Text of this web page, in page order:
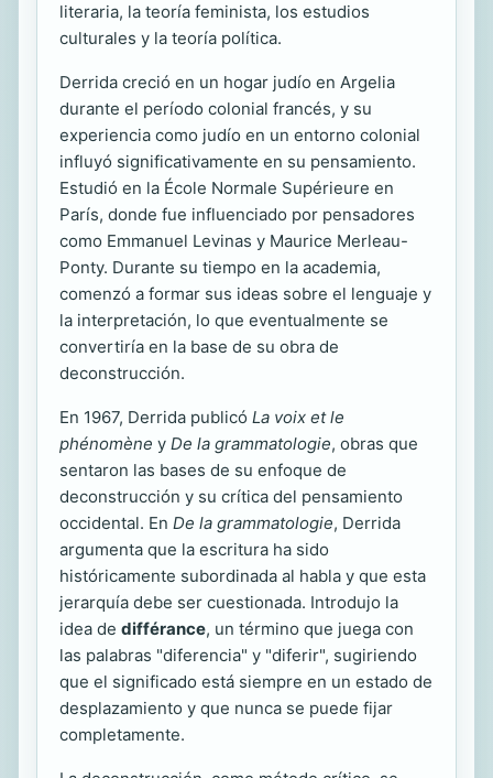
literaria, la teoría feminista, los estudios
culturales y la teoría política.
Derrida creció en un hogar judío en Argelia
durante el período colonial francés, y su
experiencia como judío en un entorno colonial
influyó significativamente en su pensamiento.
Estudió en la École Normale Supérieure en
París, donde fue influenciado por pensadores
como Emmanuel Levinas y Maurice Merleau-
Ponty. Durante su tiempo en la academia,
comenzó a formar sus ideas sobre el lenguaje y
la interpretación, lo que eventualmente se
convertiría en la base de su obra de
deconstrucción.
En 1967, Derrida publicó La voix et le
phénomène y De la grammatologie, obras que
sentaron las bases de su enfoque de
deconstrucción y su crítica del pensamiento
occidental. En De la grammatologie, Derrida
argumenta que la escritura ha sido
históricamente subordinada al habla y que esta
jerarquía debe ser cuestionada. Introdujo la
idea de différance, un término que juega con
las palabras "diferencia" y "diferir", sugiriendo
que el significado está siempre en un estado de
desplazamiento y que nunca se puede fijar
completamente.